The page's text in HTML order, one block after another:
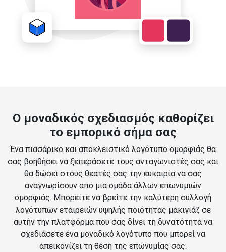
Ο μοναδικός σχεδιασμός καθορίζει
το εμπορικό σήμα σας
Ένα πιασάρικο και αποκλειστικό λογότυπο ομορφιάς θα
σας βοηθήσει να ξεπεράσετε τους ανταγωνιστές σας και
θα δώσει στους θεατές σας την ευκαιρία να σας
αναγνωρίσουν από μια ομάδα άλλων επωνυμιών
ομορφιάς. Μπορείτε να βρείτε την καλύτερη συλλογή
λογότυπων εταιρειών υψηλής ποιότητας μακιγιάζ σε
αυτήν την πλατφόρμα που σας δίνει τη δυνατότητα να
σχεδιάσετε ένα μοναδικό λογότυπο που μπορεί να
απεικονίζει τη θέση της επωνυμίας σας.